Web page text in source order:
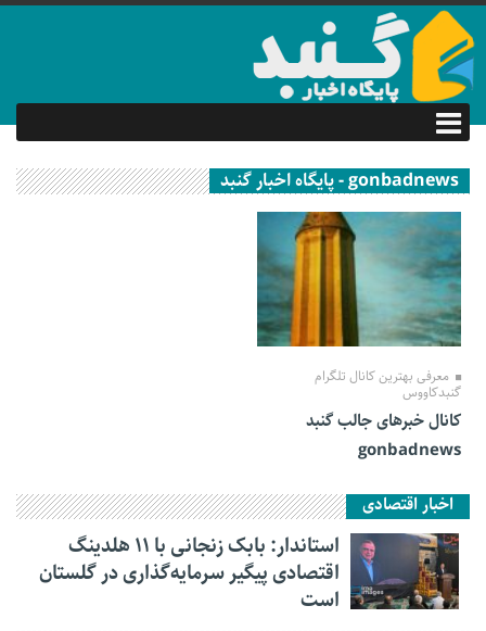
gonbadnews - پایگاه اخبار گنبد
19 شهریور 1401
معرفی بهترین کانال تلگرام
گنبدکاووس
کانال خبرهای جالب گنبد
gonbadnews
اخبار اقتصادی
استاندار: بابک زنجانی با ۱۱ هلدینگ
اقتصادی پیگیر سرمایه‌گذاری در گلستان
است